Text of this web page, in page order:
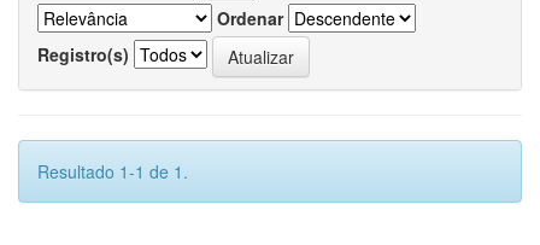
Ordenar
Registro(s)
Resultado 1-1 de 1.